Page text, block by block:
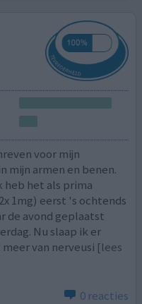
voor mijn
mijn armen en benen.
heb het als prima
1mg) eerst 's ochtends
de avond geplaatst
Nu slaap ik er
van nerveusi [lees
0 reacties